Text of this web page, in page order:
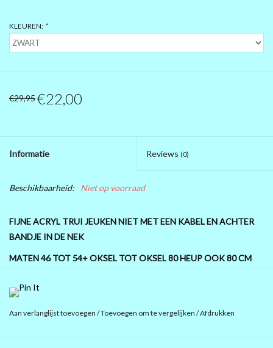
FEESTCOLLECTIE
GLAMOUR GLITTER BLING
PRÉ .....BLACK FRIDAY 2025
KLEUREN: *
€29,95€22,00
Informatie Reviews (0)
Beschikbaarheid: Niet op voorraad
FIJNE ACRYL TRUI JEUKEN NIET MET EEN KABEL EN ACHTER
BANDJE IN DE NEK
MATEN 46 TOT 54+ OKSEL TOT OKSEL 80 HEUP OOK 80 CM
Aan verlanglijst toevoegen /Toevoegen om te vergelijken /Afdrukken